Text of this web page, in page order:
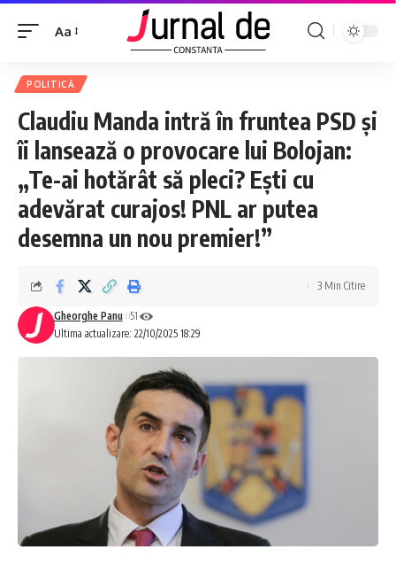
Aa
POLITICĂ
Claudiu Manda intră în fruntea PSD și
îi lansează o provocare lui Bolojan:
„Te-ai hotărât să pleci? Ești cu
adevărat curajos! PNL ar putea
desemna un nou premier!”
Ultima actualizare: 22/10/2025 18:29
Gheorghe Panu 51
3 Min Citire